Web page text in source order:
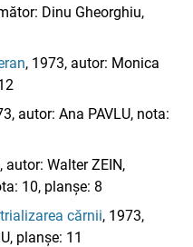
Dinu Gheorghiu,
, 1973, autor: Monica
autor: Ana PAVLU, nota:
autor: Walter ZEIN,
10, planșe: 8
cărnii, 1973,
planșe: 11